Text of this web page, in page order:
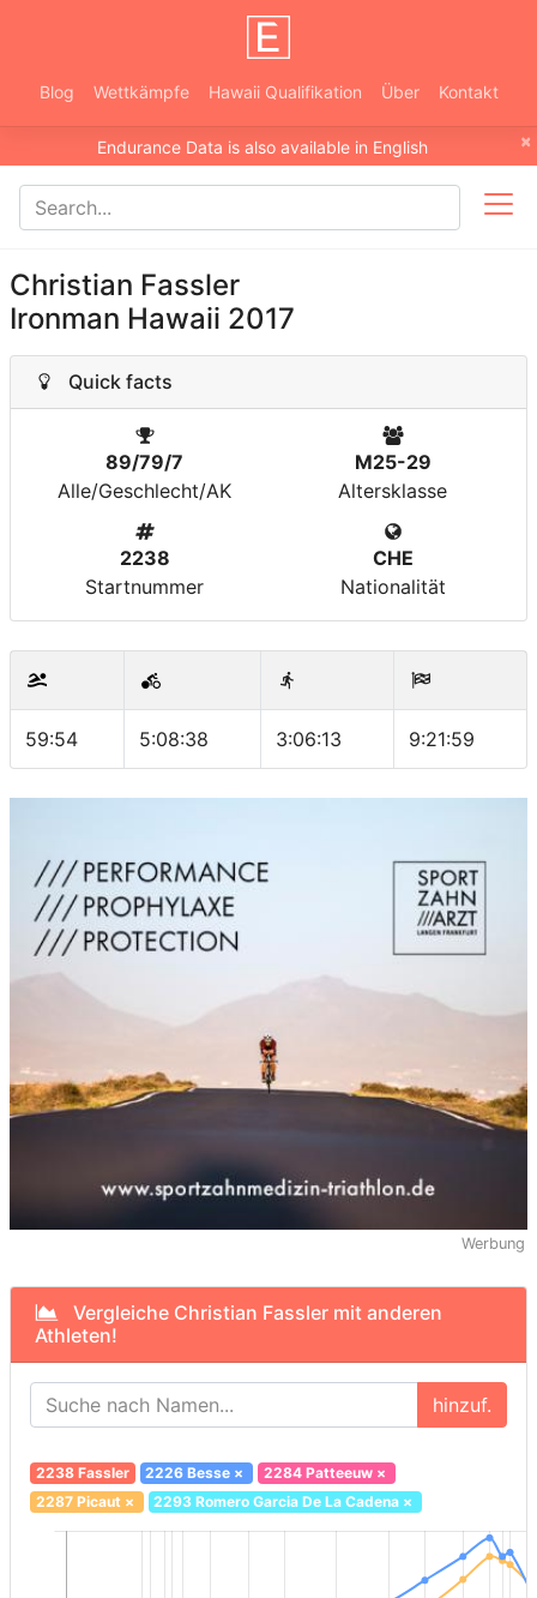
Blog Wettkämpfe Hawaii Qualifikation Über Kontakt
×
Endurance Data is also available in English
Christian Fassler
Ironman Hawaii 2017
Quick facts
89/79/7
Alle/Geschlecht/AK
M25-29
Altersklasse
2238
Startnummer
CHE
Nationalität
59:54 5:08:38 3:06:13 9:21:59
Werbung
Vergleiche Christian Fassler mit anderen
Athleten!
hinzuf.
2238 Fassler 2226 Besse × 2284 Patteeuw×
2287 Picaut× 2293 Romero Garcia De La Cadena ×